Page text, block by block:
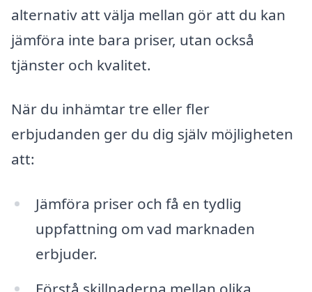
alternativ att välja mellan gör att du kan
jämföra inte bara priser, utan också
tjänster och kvalitet.
När du inhämtar tre eller fler
erbjudanden ger du dig själv möjligheten
att:
Jämföra priser och få en tydlig
uppfattning om vad marknaden
erbjuder.